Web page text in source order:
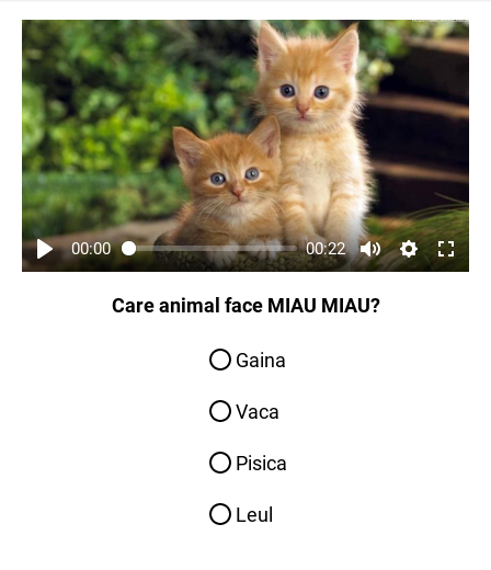
00:00 00:22
Care animal face MIAU MIAU?
Gaina
Vaca
Pisica
Leul